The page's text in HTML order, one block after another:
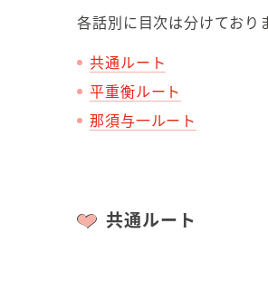
各話別に目次は分けており
共通ルート
平重衡ルート
那須与一ルート
共通ルート